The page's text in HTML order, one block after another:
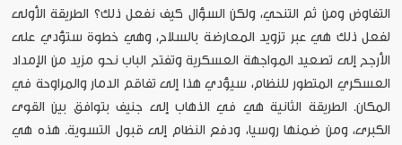
التفاوض ومن ثم التنحي، ولكن السؤال كيف نفعل ذلك؟ الطريقة الأولى
لفعل ذلك هي عبر تزويد المعارضة بالسلاح، وهي خطوة ستؤدي على
الأرجح إلى تصعيد المواجهة العسكرية وتفتح الباب نحو مزيد من الإمداد
العسكري المتطور للنظام، سيؤدي هذا إلى تفاقم الدمار والمراوحة في
المكان. الطريقة الثانية هي في الذهاب إلى جنيف بتوافق بين القوى
الكبرى، ومن ضمنها روسيا، ودفع النظام إلى قبول التسوية. هذه هي